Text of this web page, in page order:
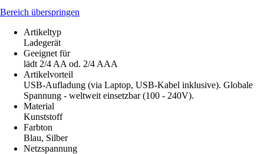
Bereich überspringen
Artikeltyp
Ladegerät
Geeignet für
lädt 2/4 AA od. 2/4 AAA
Artikelvorteil
USB-Aufladung (via Laptop, USB-Kabel inklusive). Globale
Spannung - weltweit einsetzbar (100 - 240V).
Material
Kunststoff
Farbton
Blau, Silber
Netzspannung